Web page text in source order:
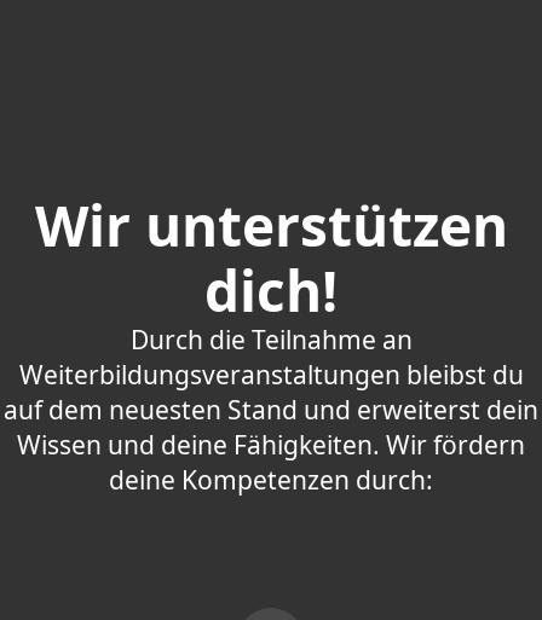
Wir unterstützen
dich!
Durch die Teilnahme an
Weiterbildungsveranstaltungen bleibst du
auf dem neuesten Stand und erweiterst dein
Wissen und deine Fähigkeiten. Wir fördern
deine Kompetenzen durch: